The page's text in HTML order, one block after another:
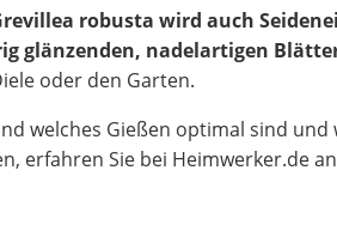
robusta wird auch
glänzenden, nadelartigen
oder den Garten.
welches Gießen optimal sind und
erfahren Sie bei Heimwerker.de